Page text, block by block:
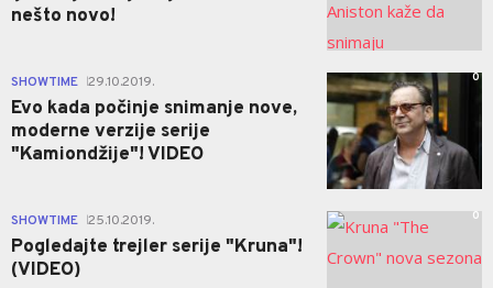
nešto novo!
SHOWTIME 29.10.2019.
Evo kada počinje snimanje nove,
moderne verzije serije
"Kamiondžije"! VIDEO
0
SHOWTIME 25.10.2019.
Pogledajte trejler serije "Kruna"!
(VIDEO)
0